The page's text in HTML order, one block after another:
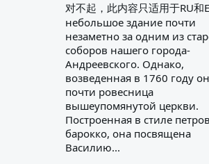
对不起，此内容只适用于RU和
небольшое здание почти
незаметно за одним из
соборов нашего города-
Андреевского. Однако,
возведенная в 1760 году
почти ровесница
вышеупомянутой церкви.
Построенная в стиле
барокко, она посвящена
Василию...